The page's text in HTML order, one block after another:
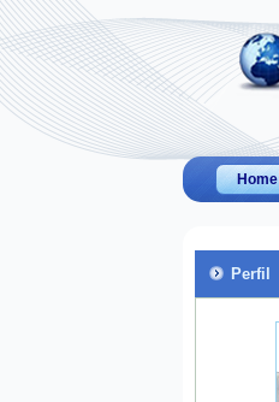
Home
Perfil